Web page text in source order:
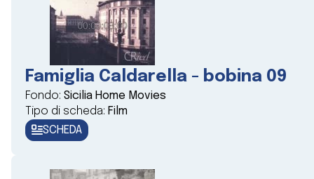
Famiglia Caldarella - bobina 09
Fondo: Sicilia Home Movies
Tipo di scheda: Film
SCHEDA